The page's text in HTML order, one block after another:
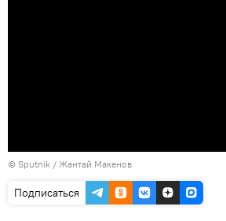
© Sputnik / Жантай Макенов
Подписаться